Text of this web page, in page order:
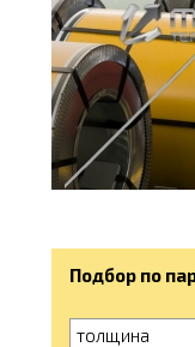
Подбор по
толщина